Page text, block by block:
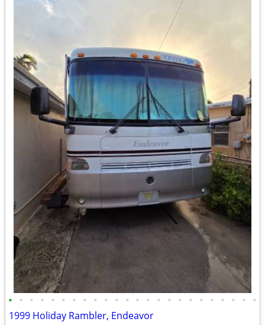
• • • • • • • • • • • • • • • • • • • • • • • •
1999 Holiday Rambler, Endeavor